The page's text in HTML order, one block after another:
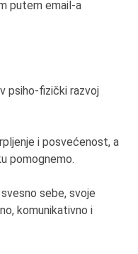
putem email-a
psiho-fizički razvoj
i posvećenost, a
pomognemo.
sebe, svoje
komunikativno i